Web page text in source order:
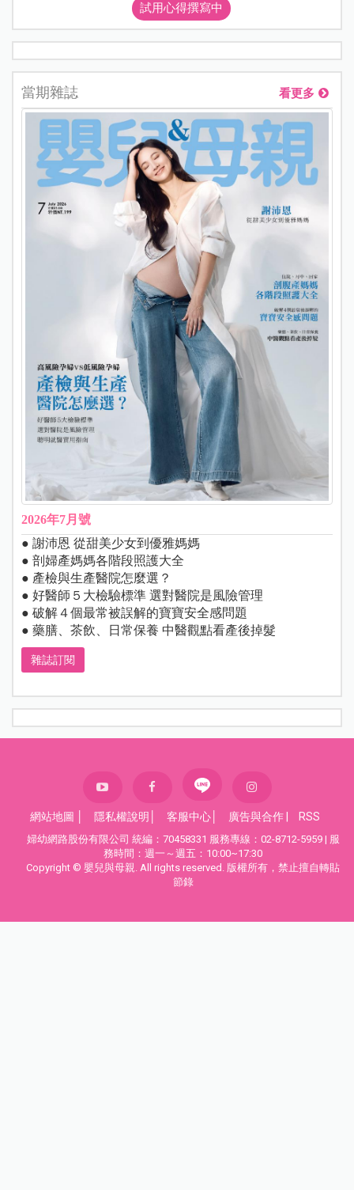
試用心得撰寫中
當期雜誌 看更多
2026年7月號
● 謝沛恩 從甜美少女到優雅媽媽
● 剖婦產媽媽各階段照護大全
● 產檢與生產醫院怎麼選？
● 好醫師５大檢驗標準 選對醫院是風險管理
● 破解４個最常被誤解的寶寶安全感問題
● 藥膳、茶飲、日常保養 中醫觀點看產後掉髮
雜誌訂閱
網站地圖 隱私權說明 客服中心 廣告與合作 RSS
婦幼網路股份有限公司 統編：70458331 服務專線：02-8712-5959 | 服
務時間：週一～週五：10:00~17:30
Copyright © 嬰兒與母親. All rights reserved. 版權所有，禁止擅自轉貼
節錄